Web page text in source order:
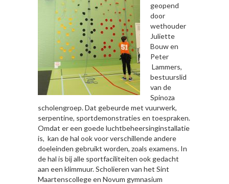
geopend
door
wethouder
Juliette
Bouw en
Peter
Lammers,
bestuurslid
van de
Spinoza
scholengroep. Dat gebeurde met vuurwerk,
serpentine, sportdemonstraties en toespraken.
Omdat er een goede luchtbeheersinginstallatie
is, kan de hal ook voor verschillende andere
doeleinden gebruikt worden, zoals examens. In
de hal is bij alle sportfaciliteiten ook gedacht
aan een klimmuur. Scholieren van het Sint
Maartenscollege en Novum gymnasium